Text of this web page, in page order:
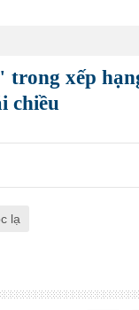
xếp
chiều
lạ